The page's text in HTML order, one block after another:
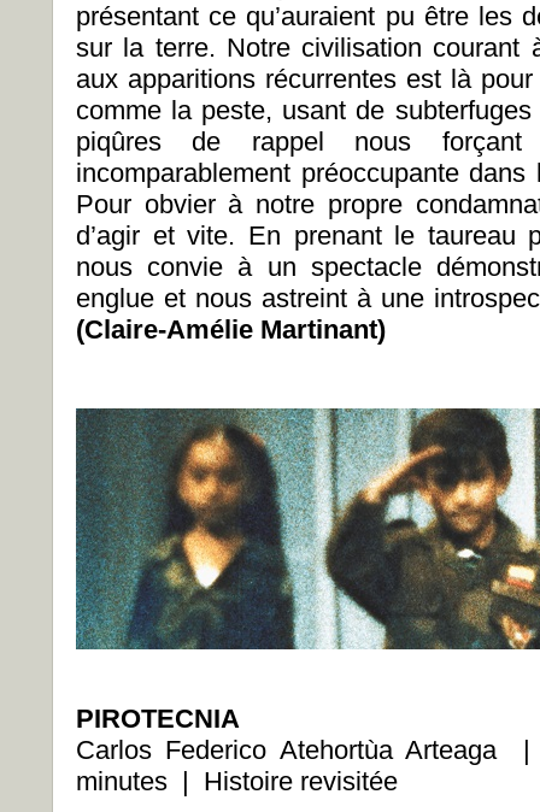
présentant ce qu’auraient pu être les
sur la terre. Notre civilisation courant
aux apparitions récurrentes est là
comme la peste, usant de
piqûres de rappel nous
incomparablement préoccupante
Pour obvier à notre propre
d’agir et vite. En prenant le taureau
nous convie à un spectacle
englue et nous astreint à une
(Claire-Amélie Martinant)
PIROTECNIA
Carlos Federico Atehortùa
minutes | Histoire revisitée